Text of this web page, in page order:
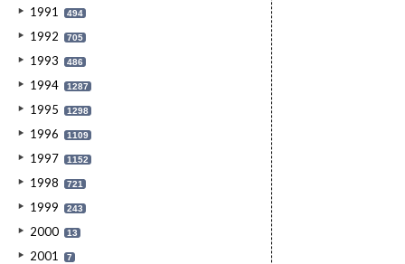
1991 494
1992 705
1993 486
1994 1287
1995 1298
1996 1109
1997 1152
1998 721
1999 243
2000 13
2001 7